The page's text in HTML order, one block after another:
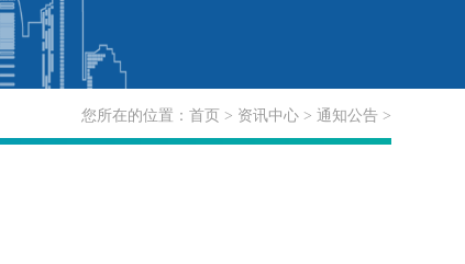
您所在的位置： 首页 > 资讯中心> 通知公告>